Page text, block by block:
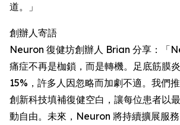
道。」
創辦人寄語
Neuron 復健坊創辦人 Brian 分享：「
痛症不再是枷鎖，而是轉機。足底筋膜
15%，許多人因忽略而加劇不適。我們
創新科技填補復健空白，讓每位患者以
動自由。未來，Neuron 將持續擴展服